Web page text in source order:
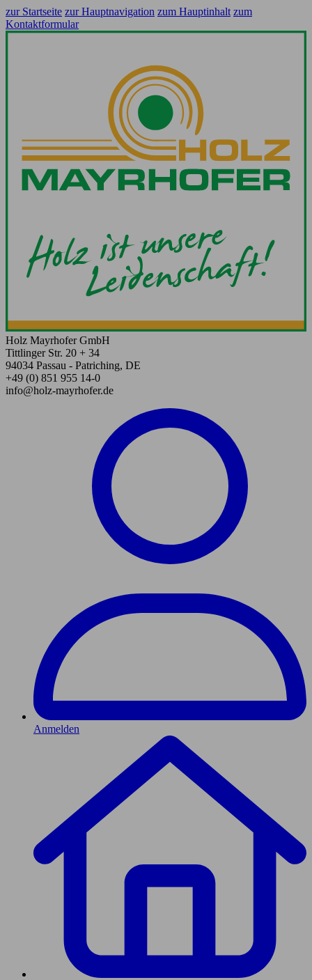
zur Startseite zur Hauptnavigation zum Hauptinhalt zum
Kontaktformular
Holz Mayrhofer GmbH
Tittlinger Str. 20 + 34
94034 Passau - Patriching, DE
+49 (0) 851 955 14-0
info@holz-mayrhofer.de
Anmelden